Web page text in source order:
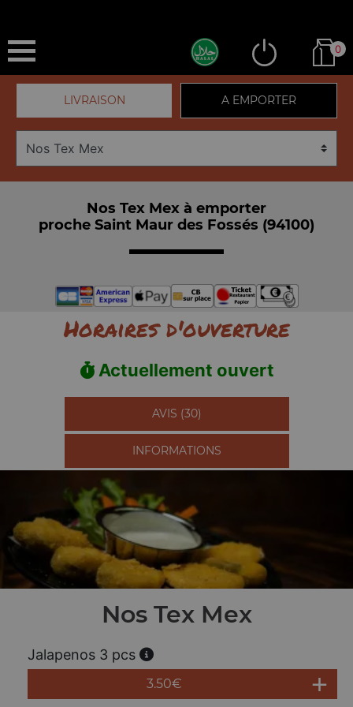
0
LIVRAISON A EMPORTER
Nos Tex Mex à emporter
proche Saint Maur des Fossés (94100)
Horaires d'ouverture
Actuellement ouvert
AVIS (30)
INFORMATIONS
Nos Tex Mex
Jalapenos 3 pcs
3.50€